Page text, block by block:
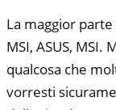
La maggior
MSI, ASUS,
qualcosa che
vorresti